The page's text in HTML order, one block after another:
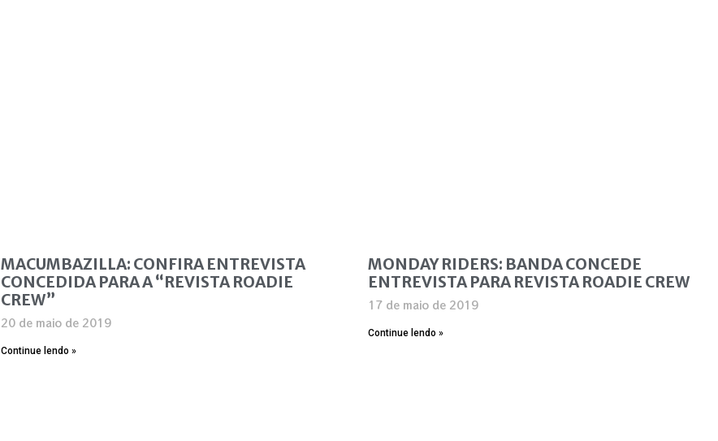
MACUMBAZILLA: CONFIRA ENTREVISTA
CONCEDIDA PARA A “REVISTA ROADIE
CREW”
20 de maio de 2019
Continue lendo »
MONDAY RIDERS: BANDA CONCEDE
ENTREVISTA PARA REVISTA ROADIE CREW
17 de maio de 2019
Continue lendo »